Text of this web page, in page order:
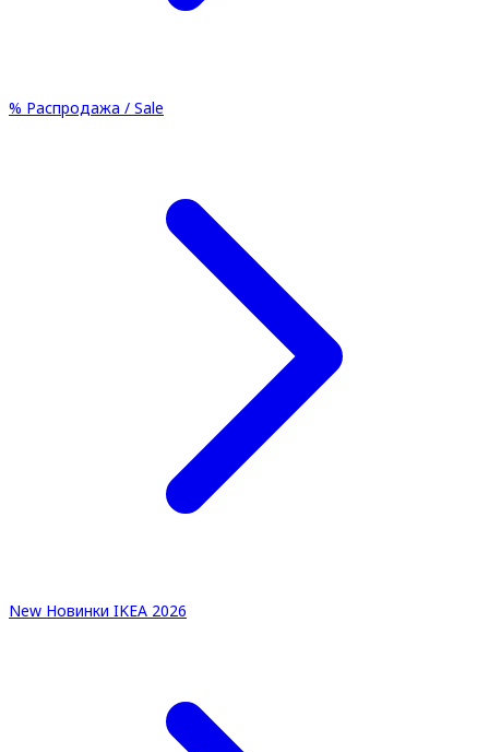
% Распродажа / Sale
New Новинки IKEA 2026